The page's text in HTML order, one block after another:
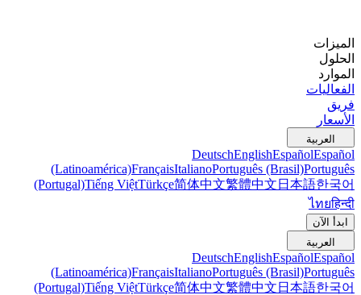
الميزات
الحلول
الموارد
الفعاليات
فريق
الأسعار
العربية
DeutschEnglishEspañolEspañol
(Latinoamérica)FrançaisItalianoPortuguês (Brasil)Português
(Portugal)Tiếng ViệtTürkçe简体中文繁體中文 日本語한국어
ไทยहिन्दी
ابدأ الآن
العربية
DeutschEnglishEspañolEspañol
(Latinoamérica)FrançaisItalianoPortuguês (Brasil)Português
(Portugal)Tiếng ViệtTürkçe简体中文繁體中文 日本語한국어